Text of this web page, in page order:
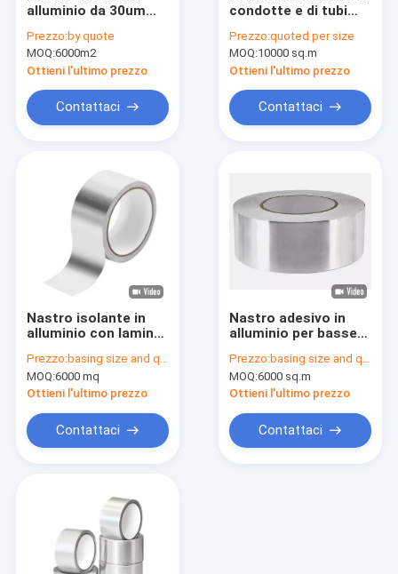
Circa noi
alluminio da 30um
15N/25mm e
resistenza alla
trazione di
45N/25mm per la
sigillatura HVAC
Prezzo:by quote
MOQ:6000m2
Ottieni l'ultimo prezzo
Contattaci
condotte e di tubi
di alluminio nero con
adesivo acrilico
solvente
Prezzo:quoted per size
MOQ:10000 sq.m
Ottieni l'ultimo prezzo
Contattaci
Nastro isolante in
alluminio con lamina
resina-gomma da
70um
Prezzo:basing size and quantity
MOQ:6000 mq
Ottieni l'ultimo prezzo
Contattaci
Nastro adesivo in
alluminio per basse
ignifugo, con
intervallo di
temperatura da -35 a
Prezzo:basing size and quantity
MOQ:6000 sq.m
Ottieni l'ultimo prezzo
Contattaci